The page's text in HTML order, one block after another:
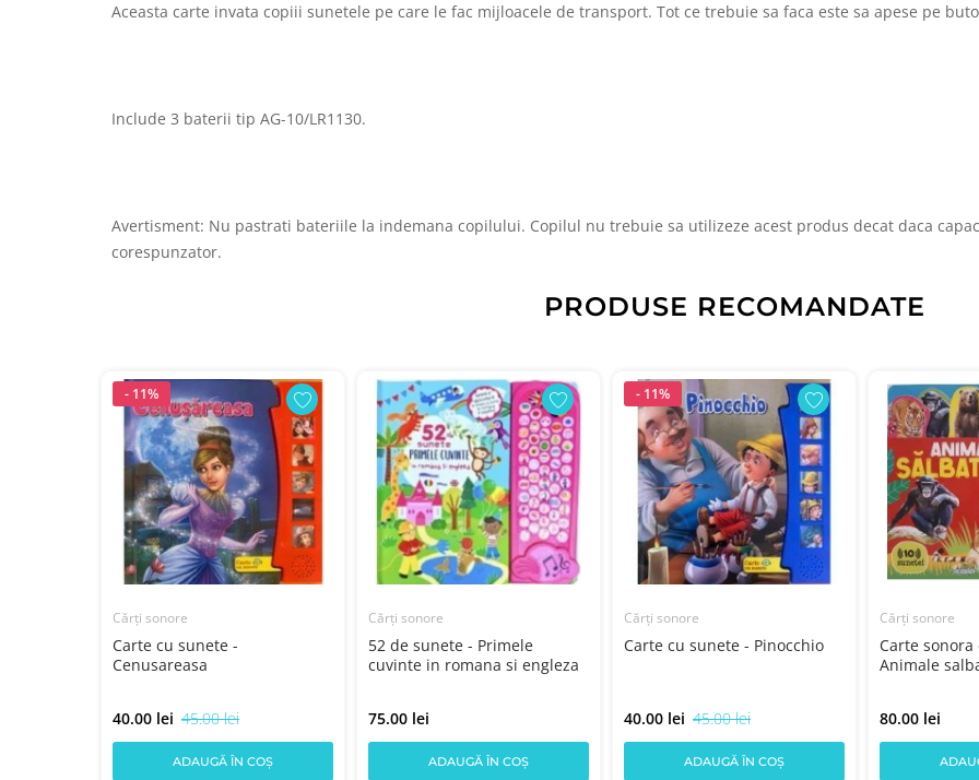
Aceasta carte invata copiii sunetele pe care le fac mijloacele de transport. Tot ce trebuie sa faca este sa apese pe
Include 3 baterii tip AG-10/LR1130.
Avertisment: Nu pastrati bateriile la indemana copilului. Copilul nu trebuie sa utilizeze acest produs decat daca
corespunzator.
PRODUSE RECOMANDATE
- 11%
Cărți sonore
Carte cu sunete -
Cenusareasa
40.00 lei 45.00 lei
ADAUGĂ ÎN COȘ
Cărți sonore
52 de sunete - Primele
cuvinte in romana si engleza
75.00 lei
ADAUGĂ ÎN COȘ
- 11%
Cărți sonore
Carte cu sunete - Pinocchio
40.00 lei 45.00 lei
ADAUGĂ ÎN COȘ
Cărți sonore
Carte
Animale
80.00 lei